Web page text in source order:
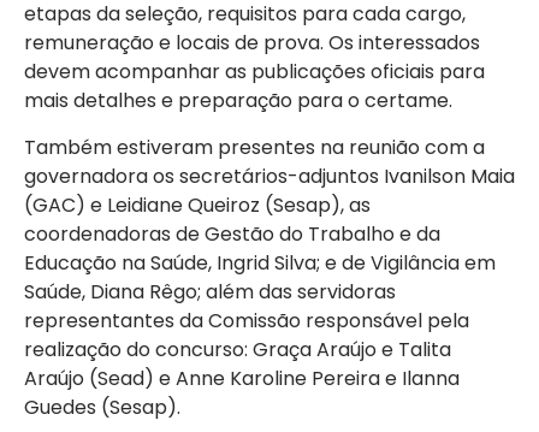
etapas da seleção, requisitos para cada cargo,
remuneração e locais de prova. Os interessados
devem acompanhar as publicações oficiais para
mais detalhes e preparação para o certame.
Também estiveram presentes na reunião com a
governadora os secretários-adjuntos Ivanilson Maia
(GAC) e Leidiane Queiroz (Sesap), as
coordenadoras de Gestão do Trabalho e da
Educação na Saúde, Ingrid Silva; e de Vigilância em
Saúde, Diana Rêgo; além das servidoras
representantes da Comissão responsável pela
realização do concurso: Graça Araújo e Talita
Araújo (Sead) e Anne Karoline Pereira e Ilanna
Guedes (Sesap).